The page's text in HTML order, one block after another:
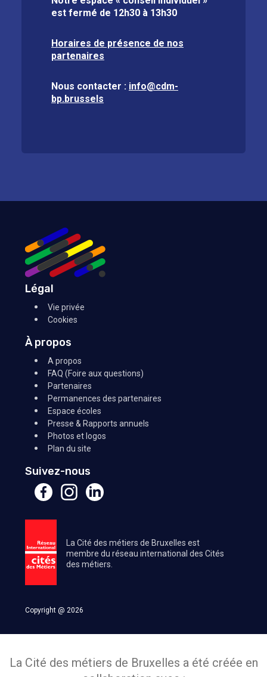
est fermé de 12h30 à 13h30
Horaires de présence de nos
partenaires
Nous contacter : info@cdm-
bp.brussels
Légal
Vie privée
Cookies
À propos
A propos
FAQ (Foire aux questions)
Partenaires
Permanences des partenaires
Espace écoles
Presse & Rapports annuels
Photos et logos
Plan du site
Suivez-nous
La Cité des métiers de Bruxelles est
membre du réseau international des Cités
des métiers.
Copyright @ 2026
La Cité des métiers de Bruxelles a été créée en